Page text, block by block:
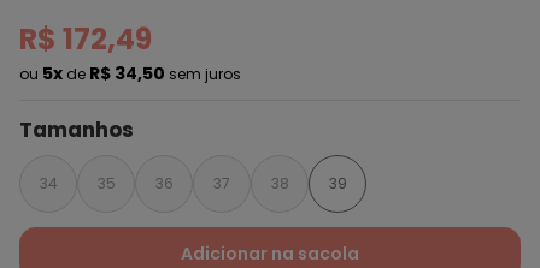
R$ 172,49
ou 5x de R$ 34,50 sem juros
Tamanhos
34 35 36 37 38 39
Adicionar na sacola